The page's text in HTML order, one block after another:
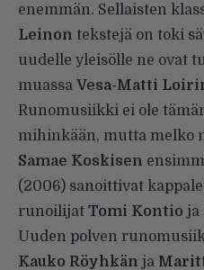
enemmän. Sellaisten
Leinon tekstejä on toki
uudelle yleisölle ne ovat
muassa Vesa-Matti
Runomusiikki ei ole
mihinkään, mutta melko
Samae Koskisen
(2006) sanoittivat
runoilijat Tomi Kontio ja
Uuden polven
Kauko Röyhkän ja